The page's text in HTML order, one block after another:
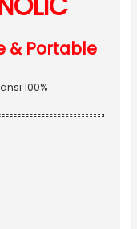
& Portable
100%